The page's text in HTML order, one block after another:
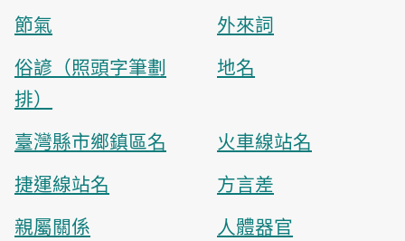
節氣
外來詞
俗諺（照頭字筆劃
排）
地名
臺灣縣市鄉鎮區名
火車線站名
捷運線站名
方言差
親屬關係
人體器官